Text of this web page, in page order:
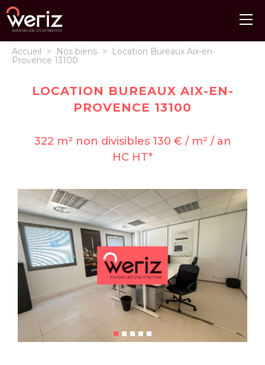
Accueil > Nos biens >
Location Bureaux Aix-en-
Provence 13100
LOCATION BUREAUX AIX-EN-
PROVENCE 13100
322 m² non divisibles 130 € / m² / an
HC HT*